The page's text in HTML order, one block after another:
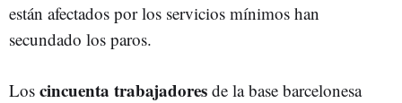
están afectados por los servicios mínimos han
secundado los paros.
Los cincuenta trabajadores de la base barcelonesa